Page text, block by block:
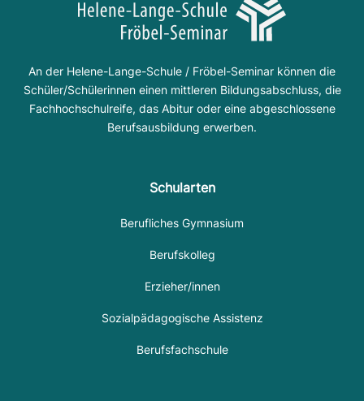
An der Helene-Lange-Schule / Fröbel-Seminar können die
Schüler/Schülerinnen einen mittleren Bildungsabschluss, die
Fachhochschulreife, das Abitur oder eine abgeschlossene
Berufsausbildung erwerben.
Schularten
Berufliches Gymnasium
Berufskolleg
Erzieher/innen
Sozialpädagogische Assistenz
Berufsfachschule